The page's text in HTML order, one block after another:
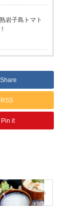
岩子島トマト
Share
RSS
Pin it